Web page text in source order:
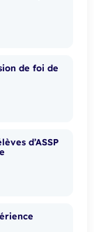
de foi de
d’ASSP